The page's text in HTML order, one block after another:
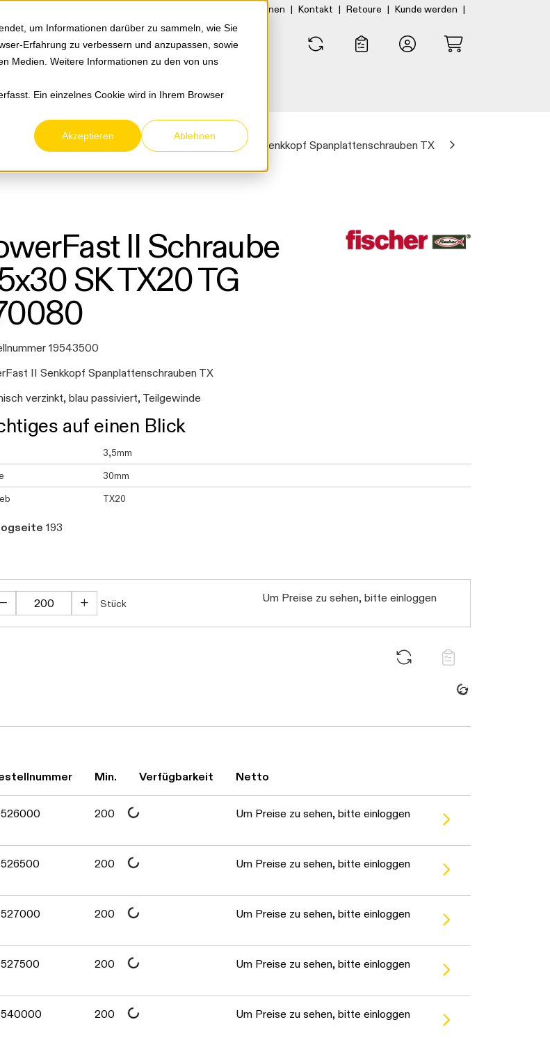
um Informationen darüber zu sammeln, wie Sie
Erfahrung zu verbessern und anzupassen, sowie
Medien. Weitere Informationen zu den von uns
Ein einzelnes Cookie wird in Ihrem Browser
Akzeptieren Ablehnen
Ihre Ansprechpartner:innen | Kontakt | Retoure | Kunde werden |
Karriere Über eltric
Schrauben & Zubehör
PowerFast II Senkkopf Spanplattenschrauben TX
II Schraube
SK TX20 TG
19543500
II Senkkopf Spanplattenschrauben TX
verzinkt, blau passiviert, Teilgewinde
auf einen Blick
3,5mm
30mm
TX20
193
Stück Um Preise zu sehen, bitte einloggen
Daten werden
Min. Verfügbarkeit Netto
200 Daten werden geladen. Bitte warten...Um Preise zu sehen, bitte einloggen
200 Daten werden geladen. Bitte warten...Um Preise zu sehen, bitte einloggen
200 Daten werden geladen. Bitte warten...Um Preise zu sehen, bitte einloggen
200 Daten werden geladen. Bitte warten...Um Preise zu sehen, bitte einloggen
200 Daten werden geladen. Bitte warten...Um Preise zu sehen, bitte einloggen